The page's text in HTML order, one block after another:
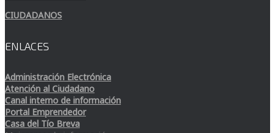
CIUDADANOS
ENLACES
Administración Electrónica
Atención al Ciudadano
Canal interno de información
Portal Emprendedor
Casa del Tío Breva